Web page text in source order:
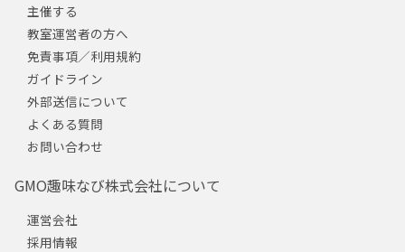
主催する
教室運営者の方へ
免責事項／利用規約
ガイドライン
外部送信について
よくある質問
お問い合わせ
GMO趣味なび株式会社について
運営会社
採用情報